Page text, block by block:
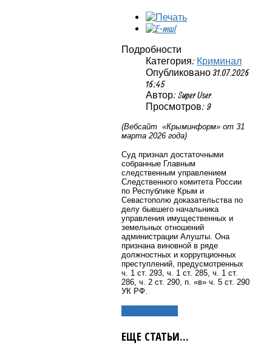
Подробности
Категория: Криминал
Опубликовано 31.07.2026
16:45
Автор: Super User
Просмотров: 9
(Вебсайт «Крыминформ» от 31
марта 2026 года)
Суд признал достаточными
собранные Главным
следственным управлением
Следственного комитета России
по Республике Крым и
Севастополю доказательства по
делу бывшего начальника
управления имущественных и
земельных отношений
администрации Алушты. Она
признана виновной в ряде
должностных и коррупционных
преступлений, предусмотренных
ч. 1 ст. 293, ч. 1 ст. 285, ч. 1 ст.
286, ч. 2 ст. 290, п. «в» ч. 5 ст. 290
УК РФ.
ЕЩЕ СТАТЬИ...